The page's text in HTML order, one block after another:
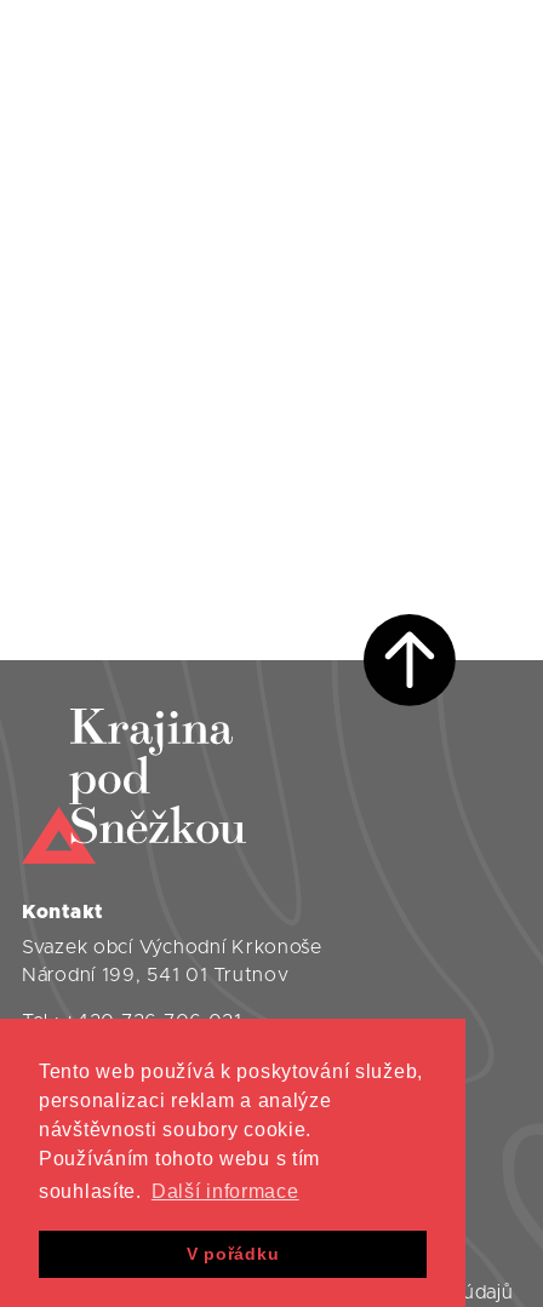
Tento web používá k poskytování služeb,
personalizaci reklam a analýze
návštěvnosti soubory cookie.
Používáním tohoto webu s tím
souhlasíte.
Další informace
V pořádku
Kontakt
Svazek obcí Východní Krkonoše
Národní 199, 541 01 Trutnov
Tel.:+420 736 706 021
Aktivity
Projekty
Informace
Kontakty
©2021 Svazek obcí Východní Krkonoše
Ochrana osobních údajů